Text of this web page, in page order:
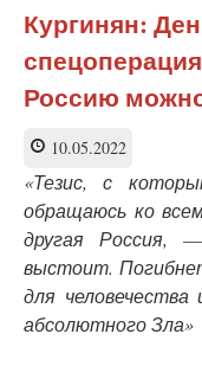
за
полиция
землю
и
парня
Кургинян:
Россию
10.05.2022
«Тезис, с
обращаюсь ко
другая Россия,
—
выстоит.
для
абсолютного Зла»